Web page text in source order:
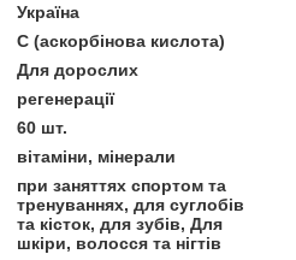
Україна
С (аскорбінова кислота)
Для дорослих
регенерації
60 шт.
вітаміни, мінерали
при заняттях спортом та
тренуваннях, для суглобів
та кісток, для зубів, Для
шкіри, волосся та нігтів